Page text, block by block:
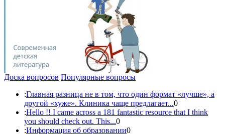
Доска вопросов Популярные вопросы
:Главная разница не в том, что один формат «лучше», а
другой «хуже». Клиника чаще предлагает...0
:Hello !! I came across a 181 fantastic resource that I think
you should check out. This...0
:Информация об образовании0